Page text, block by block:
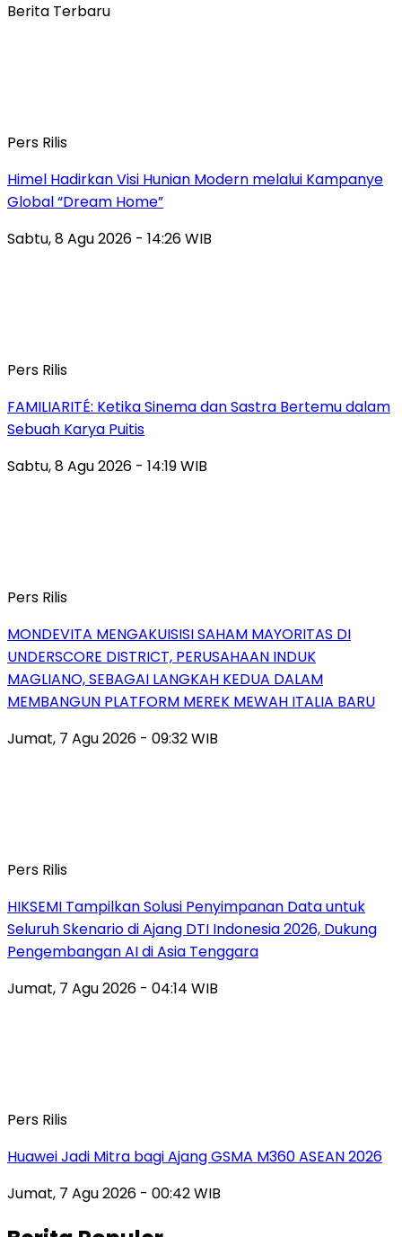
Berita Terbaru
Pers Rilis
Himel Hadirkan Visi Hunian Modern melalui Kampanye
Global “Dream Home”
Sabtu, 8 Agu 2026 - 14:26 WIB
Pers Rilis
FAMILIARITÉ: Ketika Sinema dan Sastra Bertemu dalam
Sebuah Karya Puitis
Sabtu, 8 Agu 2026 - 14:19 WIB
Pers Rilis
MONDEVITA MENGAKUISISI SAHAM MAYORITAS DI
UNDERSCORE DISTRICT, PERUSAHAAN INDUK
MAGLIANO, SEBAGAI LANGKAH KEDUA DALAM
MEMBANGUN PLATFORM MEREK MEWAH ITALIA BARU
Jumat, 7 Agu 2026 - 09:32 WIB
Pers Rilis
HIKSEMI Tampilkan Solusi Penyimpanan Data untuk
Seluruh Skenario di Ajang DTI Indonesia 2026, Dukung
Pengembangan AI di Asia Tenggara
Jumat, 7 Agu 2026 - 04:14 WIB
Pers Rilis
Huawei Jadi Mitra bagi Ajang GSMA M360 ASEAN 2026
Jumat, 7 Agu 2026 - 00:42 WIB